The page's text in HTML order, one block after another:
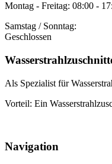
Montag - Freitag: 08:00 -
Samstag / Sonntag:
Geschlossen
Als Spezialist für
Vorteil: Ein
Navigation